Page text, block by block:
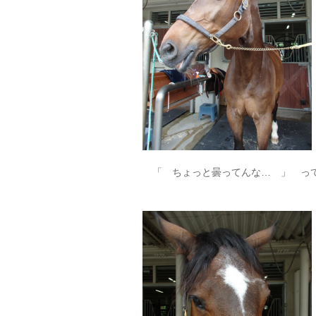
「 ちょっと曇ってんな… 」 って